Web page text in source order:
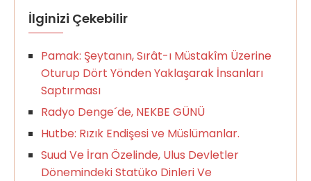
İlginizi Çekebilir
Pamak: Şeytanın, Sırât-ı Müstakîm Üzerine
Oturup Dört Yönden Yaklaşarak İnsanları
Saptırması
Radyo Denge´de, NEKBE GÜNÜ
Hutbe: Rızık Endişesi ve Müslümanlar.
Suud Ve İran Özelinde, Ulus Devletler
Dönemindeki Statüko Dinleri Ve